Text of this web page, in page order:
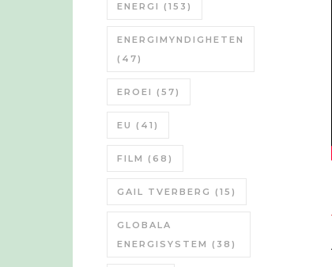
ENERGI (153)
ENERGIMYNDIGHETEN
(47)
EROEI (57)
EU (41)
FILM (68)
GAIL TVERBERG (15)
GLOBALA
ENERGISYSTEM (38)